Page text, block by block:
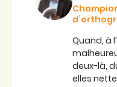
Quand, à
deux-là,
elles